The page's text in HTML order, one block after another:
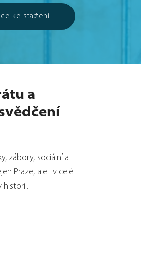
ke stažení
a
zábory, sociální a
Praze, ale i v celé
historii.